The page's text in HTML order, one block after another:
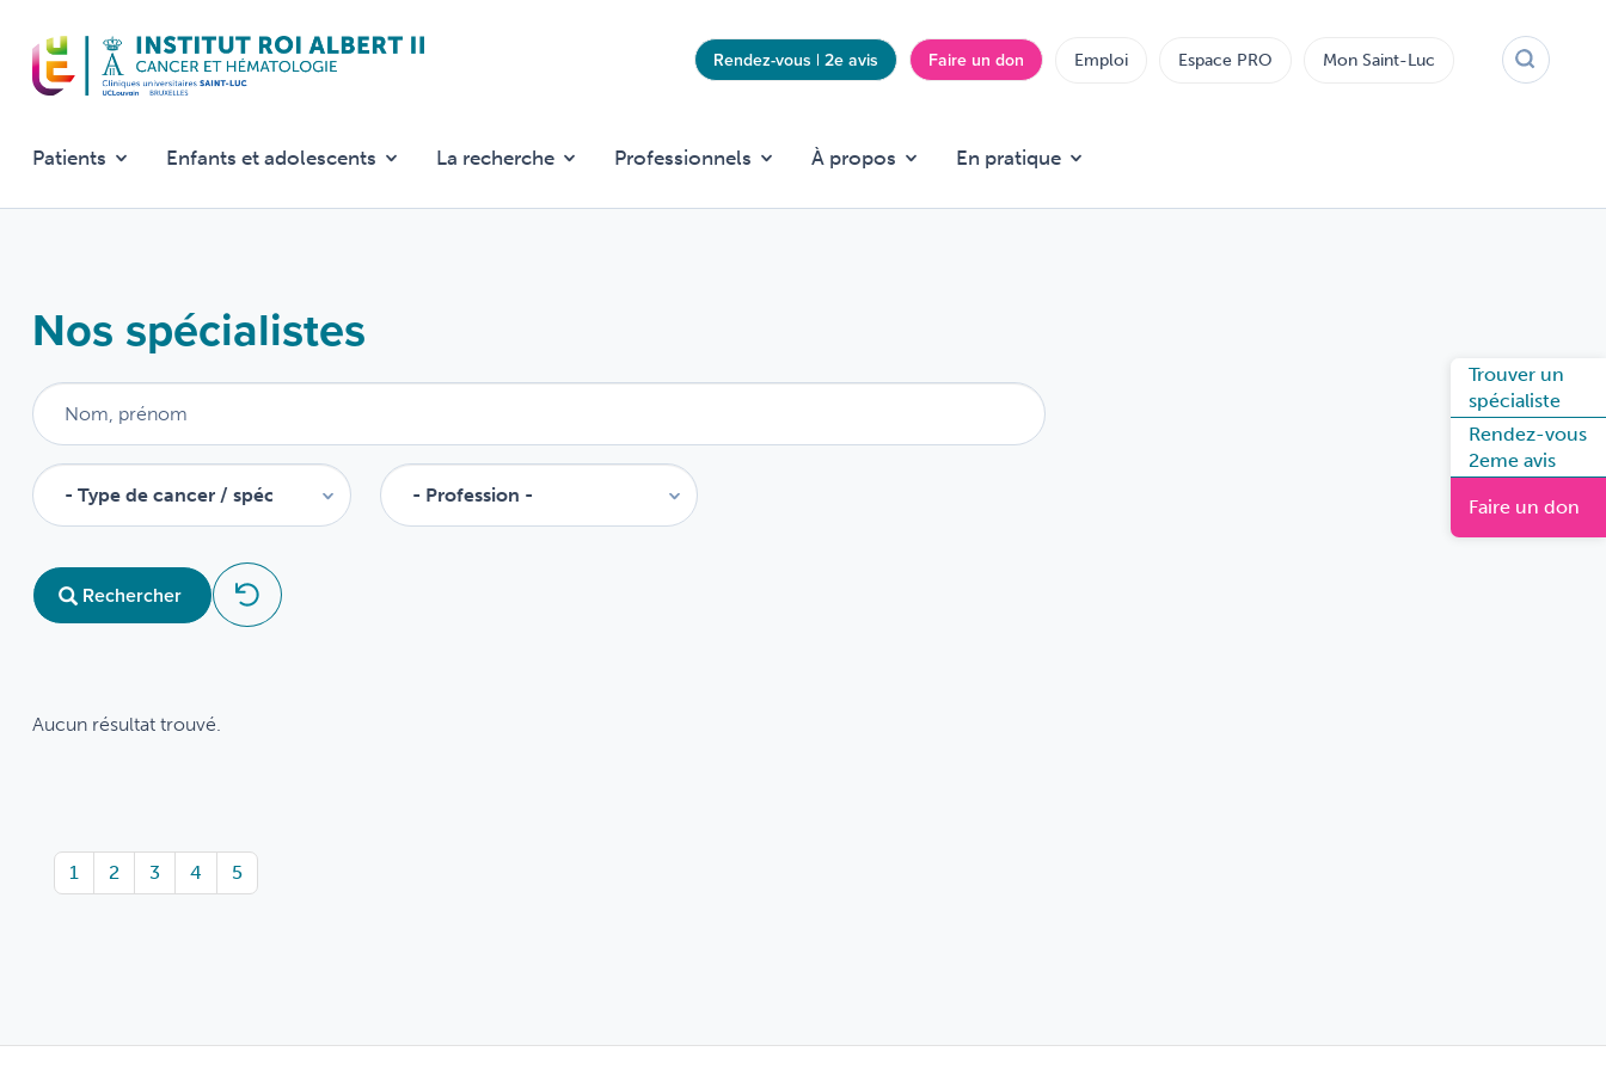
contenu
principal
TopRendez-vous | 2e avis Faire un don Emploi Espace PRO Mon Saint-Luc
Patients Enfants et adolescents La recherche Professionnels À propos En pratique
Trouver un
spécialiste
Rendez-vous
2eme avis
Faire un don
Nos spécialistes
Rechercher
Aucun résultat trouvé.
1 2 3 4 5